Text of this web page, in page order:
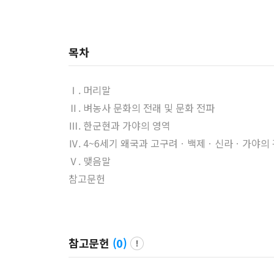
목차
Ⅰ. 머리말
Ⅱ. 벼농사 문화의 전래 및 문화 전파
Ⅲ. 한군현과 가야의 영역
Ⅳ. 4~6세기 왜국과 고구려ㆍ백제ㆍ신라ㆍ가야의
Ⅴ. 맺음말
참고문헌
참고문헌 (0)